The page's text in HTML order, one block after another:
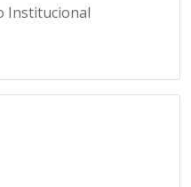
Institucional